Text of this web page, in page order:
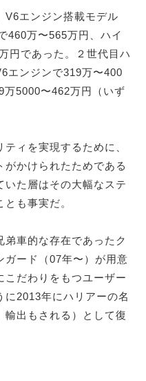
V6エンジン搭載モデル
460万〜565万円、ハイ
円であった。２世代目ハ
エンジンで319万〜400
5000〜462万円（いず
ィを実現するために、
かけられたためである
いた層はその大幅なステ
も事実だ。
車的な存在であったク
ガード（07年〜）が用意
こだわりをもつユーザー
に2013年にハリアーの名
輸出もされる）として復